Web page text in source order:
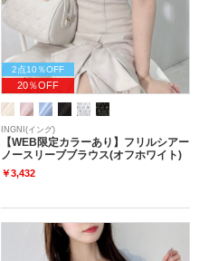
2点10％OFF
20％OFF
INGNI(イング)
【WEB限定カラーあり】フリルシアー
ノースリーブブラウス(オフホワイト)
￥3,432